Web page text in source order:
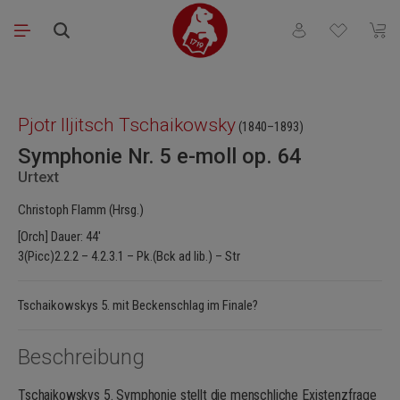
Zum Hauptinhalt springen
Du hast 0
Pjotr Iljitsch Tschaikowsky (1840–1893)
Symphonie Nr. 5 e-moll op. 64
Urtext
Christoph Flamm (Hrsg.)
[Orch] Dauer: 44'
3(Picc)2.2.2 – 4.2.3.1 – Pk.(Bck ad lib.) – Str
Tschaikowskys 5. mit Beckenschlag im Finale?
Beschreibung
Tschaikowskys 5. Symphonie stellt die menschliche Existenzfrage